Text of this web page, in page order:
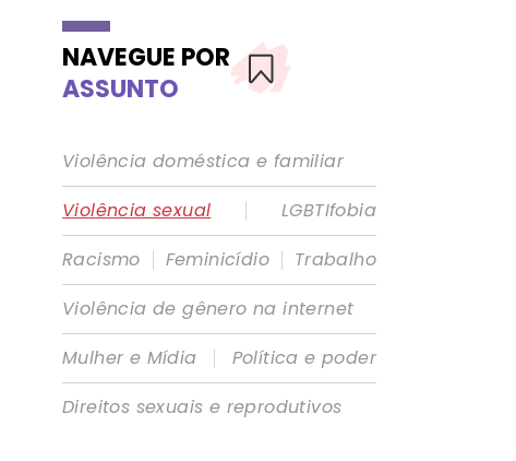
NAVEGUE POR
ASSUNTO
Violência doméstica e familiar
Violência sexual
|
LGBTIfobia
Racismo | Feminicídio | Trabalho
Violência de gênero na internet
Mulher e Mídia
|
Política e poder
Direitos sexuais e reprodutivos